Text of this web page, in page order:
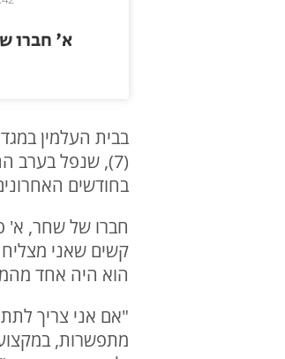
א' חברו
בחודשים
חברו של שחר, א'
קשים שאני
הוא היה אחד
מתפשרות,